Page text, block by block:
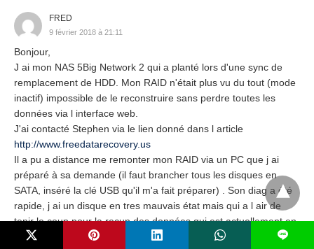
FRED
9 février 2018 à 21:11
Bonjour,
J ai mon NAS 5Big Network 2 qui a planté lors d'une sync de
remplacement de HDD. Mon RAID n'était plus vu du tout (mode
inactif) impossible de le reconstruire sans perdre toutes les
données via l interface web.
J'ai contacté Stephen via le lien donné dans l article
http://www.freedatarecovery.us
Il a pu a distance me remonter mon RAID via un PC que j ai
préparé à sa demande (il faut brancher tous les disques en
SATA, inséré la clé USB qu'il m'a fait préparer) . Son diag a été
rapide, j ai un disque en tres mauvais état mais qui a l air de
tenir le coup pour la recup des données qui est actuellement en
cours depuis un autre support dur mon ordi (disque dur de
L